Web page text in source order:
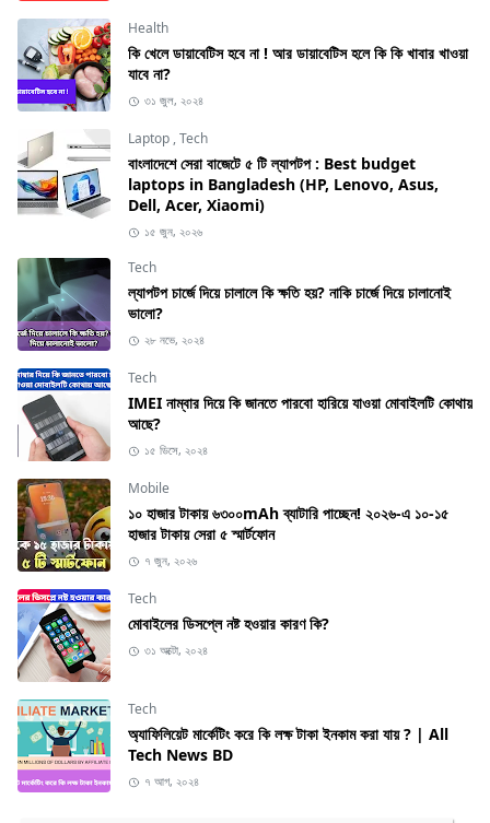
Health
কি খেলে ডায়াবেটিস হবে না ! আর ডায়াবেটিস হলে কি কি খাবার খাওয়া
যাবে না?
৩১ জুল, ২০২৪
Laptop,Tech
বাংলাদেশে সেরা বাজেটে ৫ টি ল্যাপটপ : Best budget
laptops in Bangladesh (HP, Lenovo, Asus,
Dell, Acer, Xiaomi)
১৫ জুন, ২০২৬
Tech
ল্যাপটপ চার্জে দিয়ে চালালে কি ক্ষতি হয়? নাকি চার্জে দিয়ে চালানোই
ভালো?
২৮ নভে, ২০২৪
Tech
IMEI নাম্বার দিয়ে কি জানতে পারবো হারিয়ে যাওয়া মোবাইলটি কোথায়
আছে?
১৫ ডিসে, ২০২৪
Mobile
১০ হাজার টাকায় ৬৩০০mAh ব্যাটারি পাচ্ছেন! ২০২৬-এ ১০-১৫
হাজার টাকায় সেরা ৫ স্মার্টফোন
৭ জুন, ২০২৬
Tech
মোবাইলের ডিসপ্লে নষ্ট হওয়ার কারণ কি?
৩১ অক্টো, ২০২৪
Tech
অ্যাফিলিয়েট মার্কেটিং করে কি লক্ষ টাকা ইনকাম করা যায় ? | All
Tech News BD
৭ আগ, ২০২৪